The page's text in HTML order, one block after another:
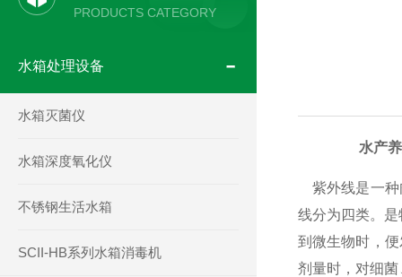
PRODUCTS CATEGORY
水箱处理设备
水箱灭菌仪
水箱深度氧化仪
不锈钢生活水箱
SCII-HB系列水箱消毒机
水产
紫外线是一种
线分为四类。
到微生物时，
剂量时，对细